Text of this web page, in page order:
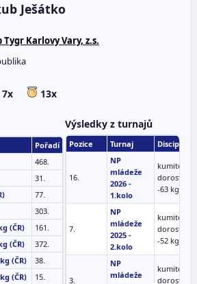
Ješátko
Karlovy Vary, z.s.
7x 13x
Pořadí
468.
31.
77.
303.
(ČR)
161.
(ČR)
372.
(ČR)
38.
(ČR)
15.
Výsledky z turnajů
Pozice Turnaj Disciplína
16.
NP
mládeže
2026 -
1.kolo
kumite
dorostenci
-63 kg
7.
NP
mládeže
2025 -
2.kolo
kumite
dorostenci
-52 kg
3.
NP
mládeže
kumite
dorostenci